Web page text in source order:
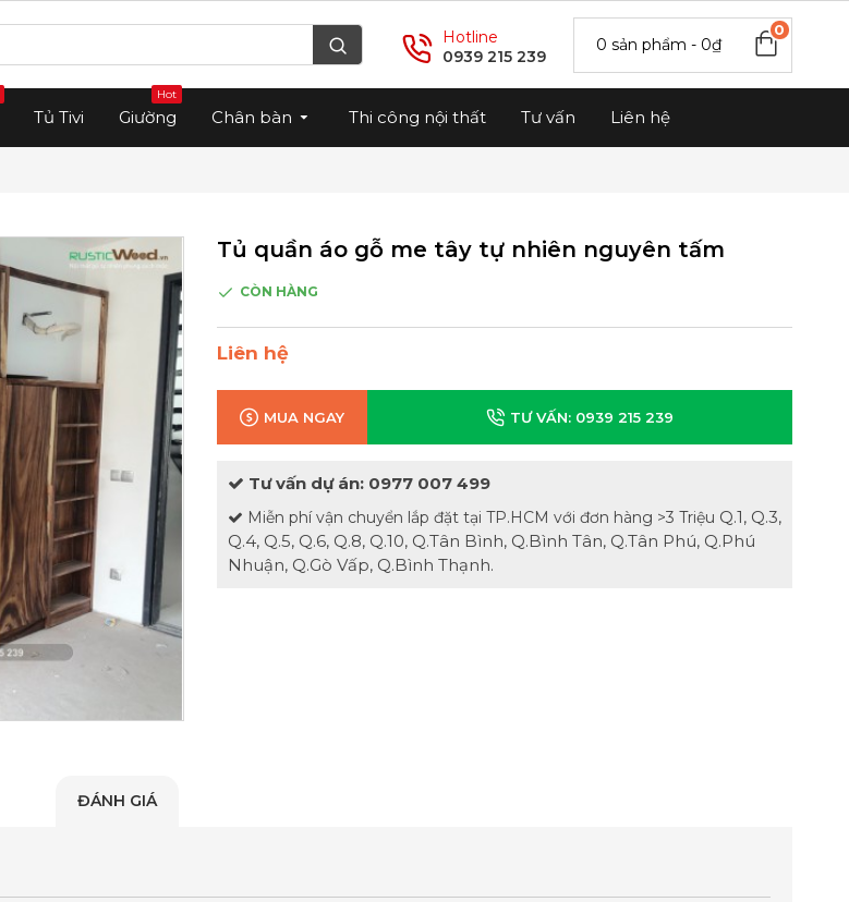
Hotline
0939 215 239
0 sản phẩm - 0₫
0
Tủ Tivi Giường
Hot
Chân bàn Thi công nội thất Tư vấn Liên hệ
Tủ quần áo gỗ me tây tự nhiên nguyên tấm
CÒN HÀNG
Liên hệ
MUA NGAY TƯ VẤN: 0939 215 239
Tư vấn dự án: 0977 007 499
Miễn phí vận chuyển lắp đặt tại TP.HCM với đơn hàng >3 Triệu Q.1, Q.3,
Q.4, Q.5, Q.6, Q.8, Q.10, Q.Tân Bình, Q.Bình Tân, Q.Tân Phú, Q.Phú
Nhuận, Q.Gò Vấp, Q.Bình Thạnh.
ĐÁNH GIÁ